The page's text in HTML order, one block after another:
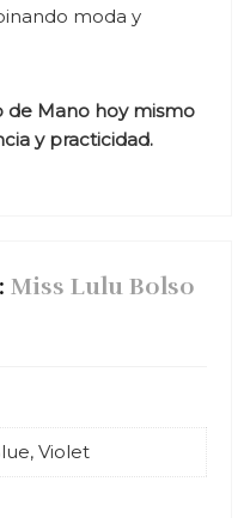
moda y
de Mano hoy mismo
y practicidad.
Miss Lulu Bolso
Violet